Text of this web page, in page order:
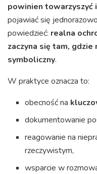
powinien towarzyszyć
pojawiać się
powiedzieć: realna
zaczyna się tam, gdzie
symboliczny.
W praktyce oznacza to:
obecność na
dokumentowanie
reagowanie na
rzeczywistym,
wsparcie w